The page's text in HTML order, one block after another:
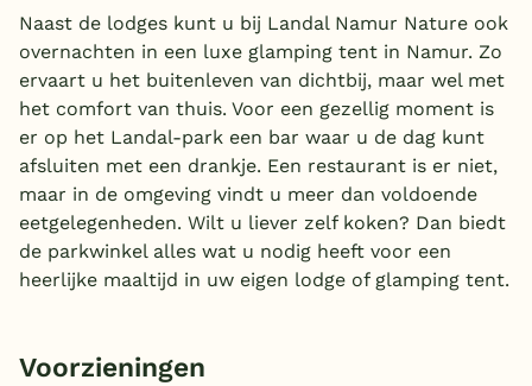
Naast de lodges kunt u bij Landal Namur Nature ook
overnachten in een luxe glamping tent in Namur. Zo
ervaart u het buitenleven van dichtbij, maar wel met
het comfort van thuis. Voor een gezellig moment is
er op het Landal-park een bar waar u de dag kunt
afsluiten met een drankje. Een restaurant is er niet,
maar in de omgeving vindt u meer dan voldoende
eetgelegenheden. Wilt u liever zelf koken? Dan biedt
de parkwinkel alles wat u nodig heeft voor een
heerlijke maaltijd in uw eigen lodge of glamping tent.
Voorzieningen